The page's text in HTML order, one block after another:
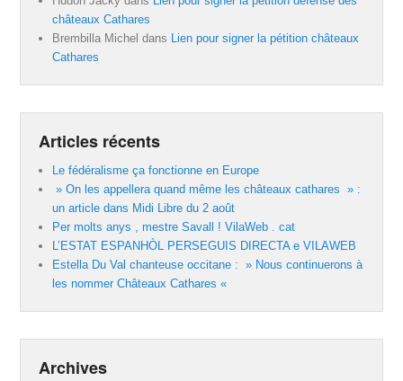
châteaux Cathares
Brembilla Michel dans Lien pour signer la pétition châteaux
Cathares
Articles récents
Le fédéralisme ça fonctionne en Europe
» On les appellera quand même les châteaux cathares » :
un article dans Midi Libre du 2 août
Per molts anys , mestre Savall ! VilaWeb . cat
L’ESTAT ESPANHÒL PERSEGUIS DIRECTA e VILAWEB
Estella Du Val chanteuse occitane : » Nous continuerons à
les nommer Châteaux Cathares «
Archives